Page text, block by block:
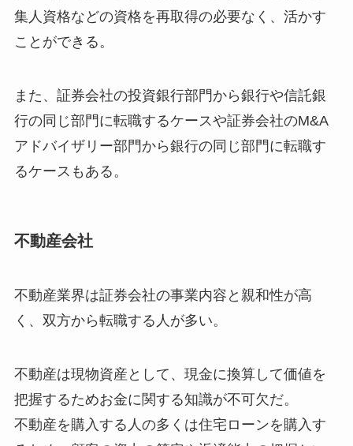
集人資格などの資格を再取得の必要なく、活かす
ことができる。
また、証券会社の投資銀行部門から銀行や信託銀
行の同じ部門に転職するケースや証券会社のM&A
アドバイザリー部門から銀行の同じ部門に転職す
るケースもある。
不動産会社
不動産業界は証券会社の事業内容と親和性が高
く、双方から転職する人が多い。
不動産は現物資産として、現金に換算して価値を
把握するためお金に関する知識が不可欠だ。
不動産を購入する人の多くは住宅ローンを購入す